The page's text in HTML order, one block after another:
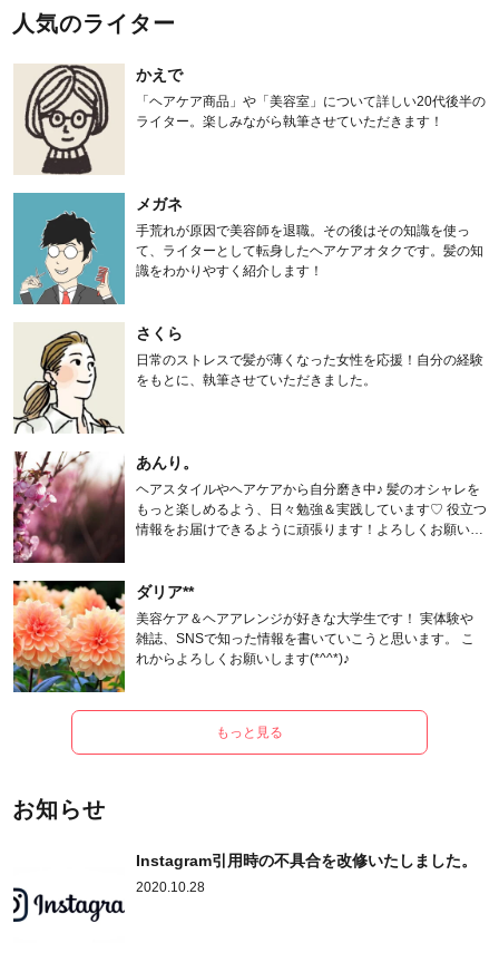
人気のライター
かえで
「ヘアケア商品」や「美容室」について詳しい20代後半の
ライター。楽しみながら執筆させていただきます！
メガネ
手荒れが原因で美容師を退職。その後はその知識を使っ
て、ライターとして転身したヘアケアオタクです。髪の知
識をわかりやすく紹介します！
さくら
日常のストレスで髪が薄くなった女性を応援！自分の経験
をもとに、執筆させていただきました。
あんり。
ヘアスタイルやヘアケアから自分磨き中♪ 髪のオシャレを
もっと楽しめるよう、日々勉強＆実践しています♡ 役立つ
情報をお届けできるように頑張ります！よろしくお願いし
ダリア**
美容ケア＆ヘアアレンジが好きな大学生です！ 実体験や
雑誌、SNSで知った情報を書いていこうと思います。 こ
れからよろしくお願いします(*^^*)♪
もっと見る
お知らせ
Instagram引用時の不具合を改修いたしました。
2020.10.28